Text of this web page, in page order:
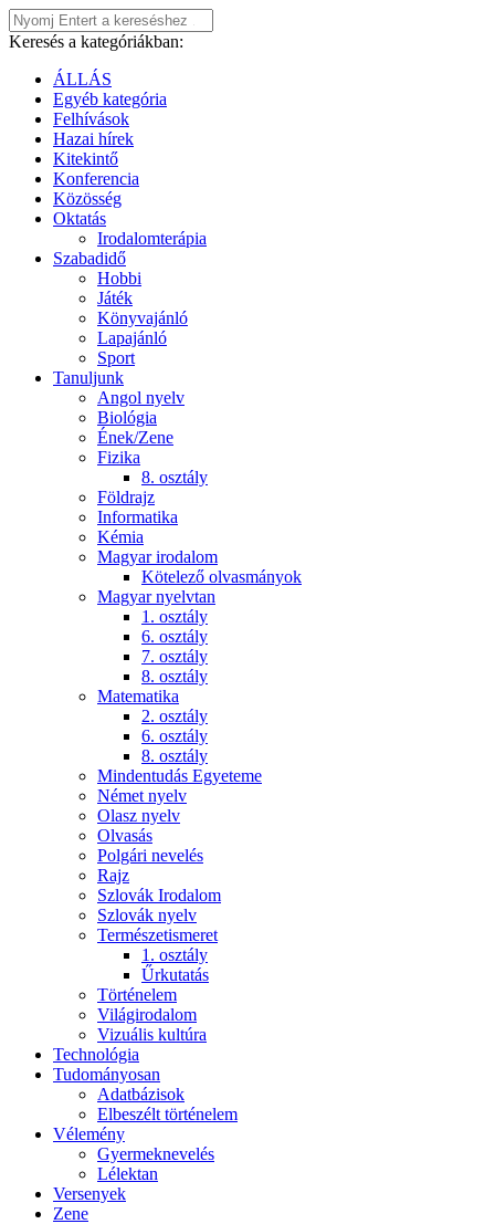
Keresés a kategóriákban:
ÁLLÁS
Egyéb kategória
Felhívások
Hazai hírek
Kitekintő
Konferencia
Közösség
Oktatás
Irodalomterápia
Szabadidő
Hobbi
Játék
Könyvajánló
Lapajánló
Sport
Tanuljunk
Angol nyelv
Biológia
Ének/Zene
Fizika
8. osztály
Földrajz
Informatika
Kémia
Magyar irodalom
Kötelező olvasmányok
Magyar nyelvtan
1. osztály
6. osztály
7. osztály
8. osztály
Matematika
2. osztály
6. osztály
8. osztály
Mindentudás Egyeteme
Német nyelv
Olasz nyelv
Olvasás
Polgári nevelés
Rajz
Szlovák Irodalom
Szlovák nyelv
Természetismeret
1. osztály
Űrkutatás
Történelem
Világirodalom
Vizuális kultúra
Technológia
Tudományosan
Adatbázisok
Elbeszélt történelem
Vélemény
Gyermeknevelés
Lélektan
Versenyek
Zene